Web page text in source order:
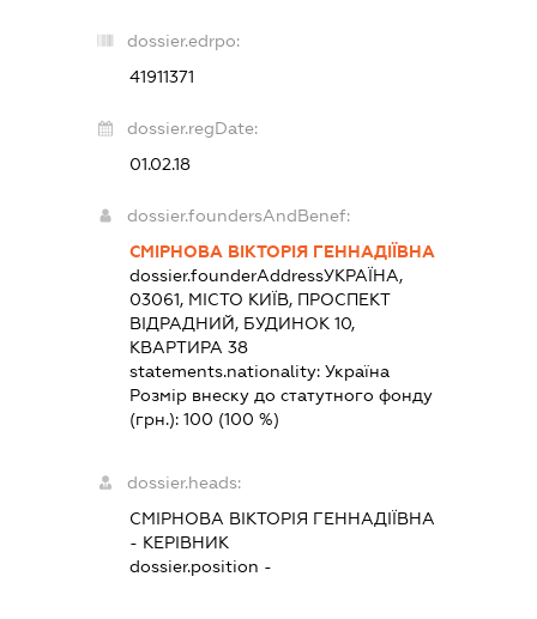
dossier.edrpo:
41911371
dossier.regDate:
01.02.18
dossier.foundersAndBenef:
СМІРНОВА ВІКТОРІЯ ГЕННАДІЇВНА
dossier.founderAddressУКРАЇНА,
03061, МІСТО КИЇВ, ПРОСПЕКТ
ВІДРАДНИЙ, БУДИНОК 10,
КВАРТИРА 38
statements.nationality:Україна
Розмір внеску до статутного фонду
(грн.):100 (100 %)
dossier.heads:
СМІРНОВА ВІКТОРІЯ ГЕННАДІЇВНА
- КЕРІВНИК
dossier.position -